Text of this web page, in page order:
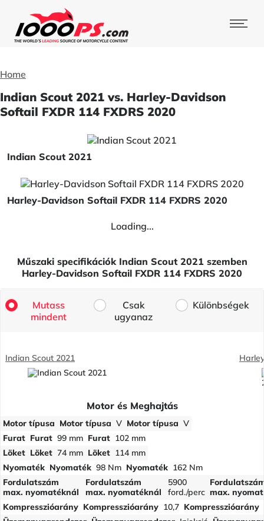
Home
Indian Scout 2021 vs. Harley-Davidson
Softail FXDR 114 FXDRS 2020
Indian Scout 2021
Harley-Davidson Softail FXDR 114 FXDRS 2020
Loading...
Műszaki specifikációk Indian Scout 2021 szemben
Harley-Davidson Softail FXDR 114 FXDRS 2020
Mutass
mindent
Csak
ugyanaz
Különbségek
Indian Scout 2021
Motor és Meghajtás
Motor típusa Motor típusa V Motor típusa V
Furat Furat 99 mm Furat 102 mm
Löket Löket 74 mm Löket 114 mm
Nyomaték Nyomaték 98 Nm Nyomaték 162 Nm
Fordulatszám
max. nyomatéknál
Fordulatszám
max. nyomatéknál
5900
ford./perc max.
Kompresszióarány Kompresszióarány 10,7 Kompresszióarány